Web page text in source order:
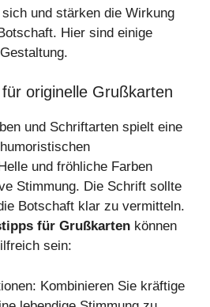
und stärken die Wirkung
Hier sind einige
originelle Grußkarten
und Schriftarten spielt eine
und fröhliche Farben
Stimmung. Die Schrift sollte
Botschaft klar zu vermitteln.
für Grußkarten können
sein:
Kombinieren Sie kräftige